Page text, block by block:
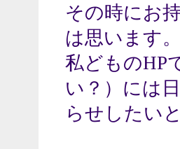
その時にお
は思います
私どものHP
い？）には
らせしたい